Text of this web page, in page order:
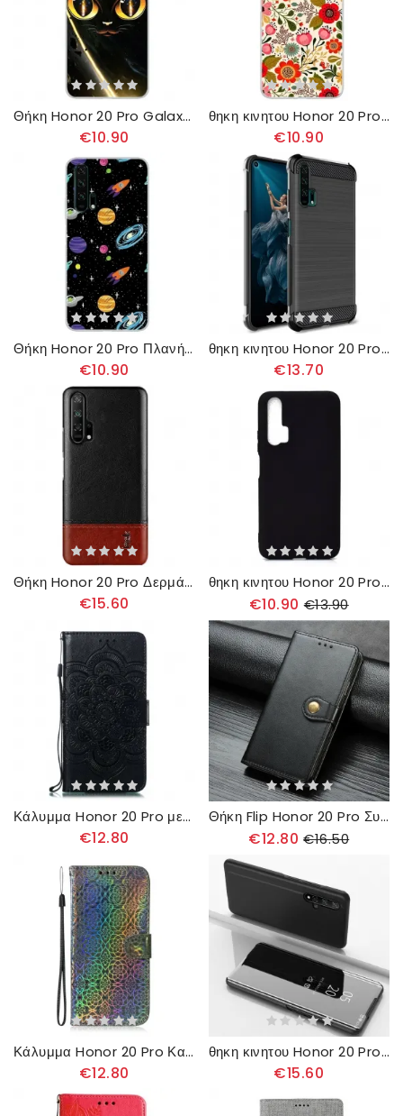
Θήκη Honor 20 Pro Galaxy Cat
€10.90
θηκη κινητου Honor 20 Pro Floral Tapestry
€10.90
Θήκη Honor 20 Pro Πλανήτης Γαλαξίας
€10.90
θηκη κινητου Honor 20 Pro Imak Brushed Carbon Fiber
€13.70
Θήκη Honor 20 Pro Δερμάτινο Εφέ Σειράς Imak Ruiyi
€15.60
θηκη κινητου Honor 20 Pro Ευέλικτο Mate
€10.90 €13.90
Κάλυμμα Honor 20 Pro με κορδονι Μάνταλα Full Strap
€12.80
Θήκη Flip Honor 20 Pro Συνθετικό Δέρμα Και Vintage Κούμπωμα
€12.80 €16.50
Κάλυμμα Honor 20 Pro Καθαρό Χρώμα
€12.80
θηκη κινητου Honor 20 Pro Απλοποιημένος Καθρέφτης
€15.60